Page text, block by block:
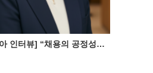
[이지아 인터뷰] “채용의 공정성과 전문성, 실전 역량으로 강화합니다”